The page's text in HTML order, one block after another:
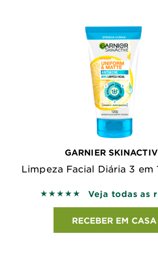
GARNIER
Limpeza Facial Diária 3 em
5 out of 5 stars based on
Veja todas as
RECEBER EM CASA